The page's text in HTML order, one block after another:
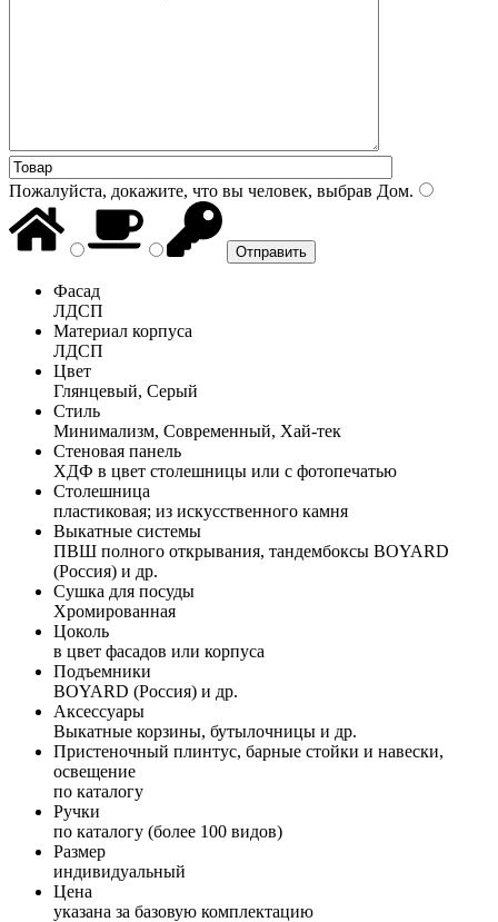
Пожалуйста, докажите, что вы человек, выбрав Дом.
Фасад
ЛДСП
Материал корпуса
ЛДСП
Цвет
Глянцевый, Серый
Стиль
Минимализм, Современный, Хай-тек
Стеновая панель
ХДФ в цвет столешницы или с фотопечатью
Столешница
пластиковая; из искусственного камня
Выкатные системы
ПВШ полного открывания, тандембоксы BOYARD
(Россия) и др.
Сушка для посуды
Хромированная
Цоколь
в цвет фасадов или корпуса
Подъемники
BOYARD (Россия) и др.
Аксессуары
Выкатные корзины, бутылочницы и др.
Пристеночный плинтус, барные стойки и навески,
освещение
по каталогу
Ручки
по каталогу (более 100 видов)
Размер
индивидуальный
Цена
указана за базовую комплектацию